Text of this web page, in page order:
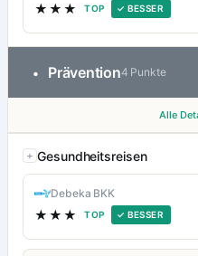
★★★ TOP ✓ BESSER
• Prävention4 Punkte
Alle
Gesundheitsreisen
Debeka BKK
★★★ TOP ✓ BESSER